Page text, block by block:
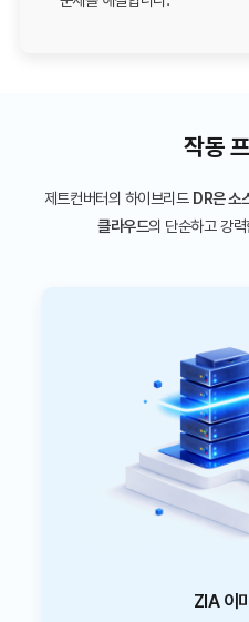
작동
제트컨버터의 하이브리드 DR은 소
클라우드의 단순하고 강
ZIA 이